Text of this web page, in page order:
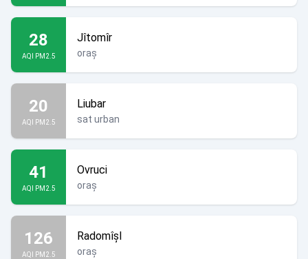
28
AQI PM2.5
Jîtomîr
oraș
20
AQI PM2.5
Liubar
sat urban
41
AQI PM2.5
Ovruci
oraș
126
AQI PM2.5
Radomîșl
oraș